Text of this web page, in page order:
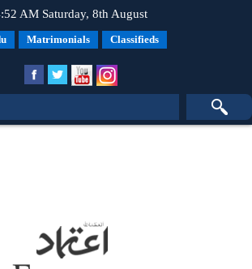
AM Saturday, 8th August
Matrimonials Classifieds